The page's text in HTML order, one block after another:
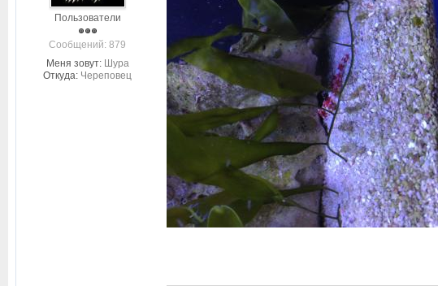
Пользователи
Cообщений: 879
Меня зовут: Шура
Откуда: Череповец